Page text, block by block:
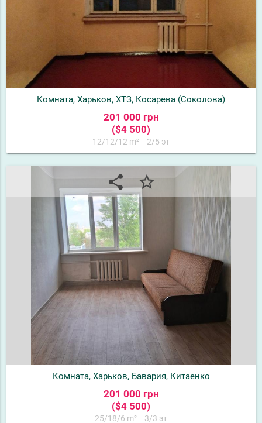
Комната, Харьков, ХТЗ, Косарева (Соколова)
201 000 грн
($4 500)
12/12/12 m² 2/5 эт
share star_border
Комната, Харьков, Бавария, Китаенко
201 000 грн
($4 500)
25/18/6 m² 3/3 эт